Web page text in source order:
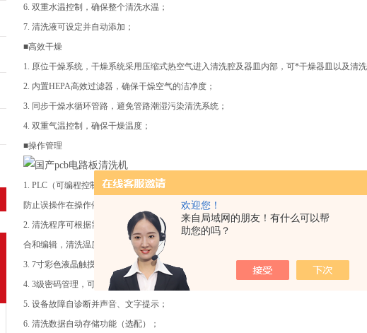
欢迎您！
来自局域网的朋友！有什么可以帮
助您的吗？
6. 双重水温控制，确保整个清洗水温；
7. 清洗液可设定并自动添加；
■高效干燥
1. 原位干燥系统，干燥系统采用压缩式热空气进入清洗腔及器皿内部，可*干燥器皿以及清
2. 内置HEPA高效过滤器，确保干燥空气的洁净度；
3. 同步干燥水循环管路，避免管路潮湿污染清洗系统；
4. 双重气温控制，确保干燥温度；
■操作管理
1. PLC（可编程控制器）微电脑控制技术。通用性强；抗干扰能力强，可靠性高。采用7寸
防止误操作在操作停止后2min屏幕自动黑屏，再次操作时需点击屏幕后屏幕变亮才可操作。
2. 清洗程序可根据需要自由组合使用，共可编辑存储99组程序，按照用户要求随意出厂前
合和编辑，清洗温度、清洗时间、清洗剂量、清洗剂类型、水源类型均可以选择和调整，极
3. 7寸彩色液晶触摸屏，设备运行信息全部文字显示；
4. 3级密码管理，可满足不同管理权限的使用；
5. 设备故障自诊断并声音、文字提示；
6. 清洗数据自动存储功能（选配）；